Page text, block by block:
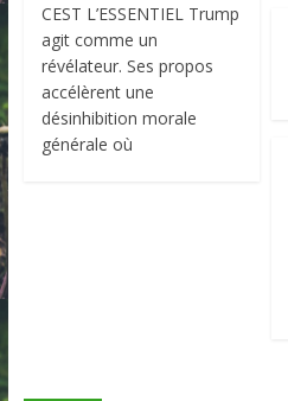
CEST L’ESSENTIEL Trump
agit comme un
révélateur. Ses propos
accélèrent une
désinhibition morale
générale où